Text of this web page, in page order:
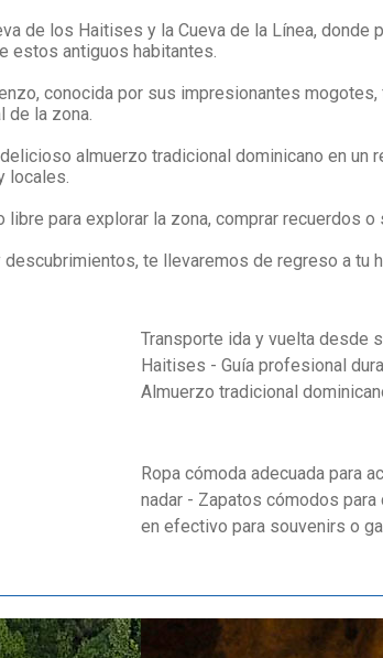
de los Haitises y la Cueva de la Línea,
estos antiguos habitantes.
conocida por sus impresionantes
de la zona.
almuerzo tradicional dominicano en
locales.
para explorar la zona, comprar recuerdos
te llevaremos de regreso a tu
Transporte ida y vuelta desde
Haitises - Guía profesional
Almuerzo tradicional
Ropa cómoda adecuada para
nadar - Zapatos cómodos
en efectivo para souvenirs o